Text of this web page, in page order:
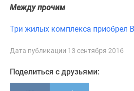
Семейная
Военная
Банки
программы
Между прочим
Три жилых комплекса приобрел
Дата публикации 13 сентября 2016
Поделиться с друзьями: